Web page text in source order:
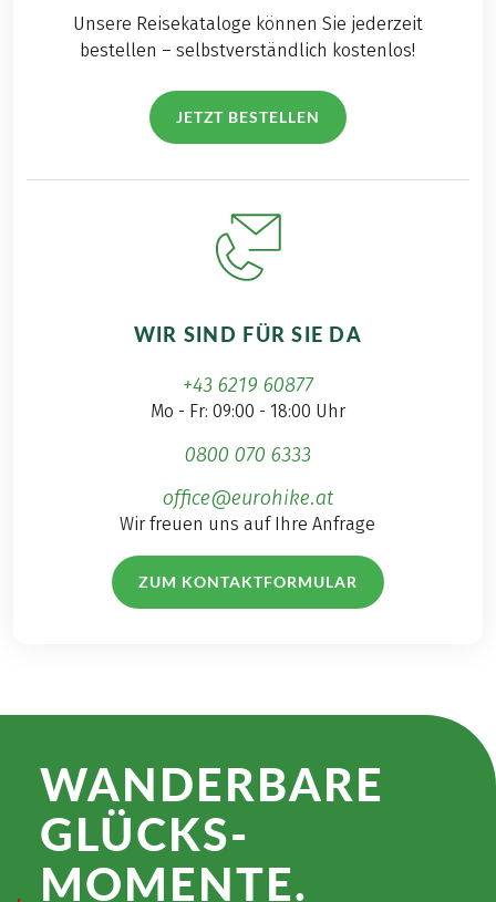
Unsere Reisekataloge können Sie jederzeit
bestellen – selbstverständlich kostenlos!
JETZT BESTELLEN
WIR SIND FÜR SIE DA
+43 6219 60877
Mo - Fr: 09:00 - 18:00 Uhr
0800 070 6333
office@eurohike.at
Wir freuen uns auf Ihre Anfrage
ZUM KONTAKTFORMULAR
WANDER­BARE
GLÜCKS­
MOMENTE.